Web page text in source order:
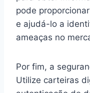
pode
e ajudá-lo a
ameaças no
Por fim, a
Utilize carteiras